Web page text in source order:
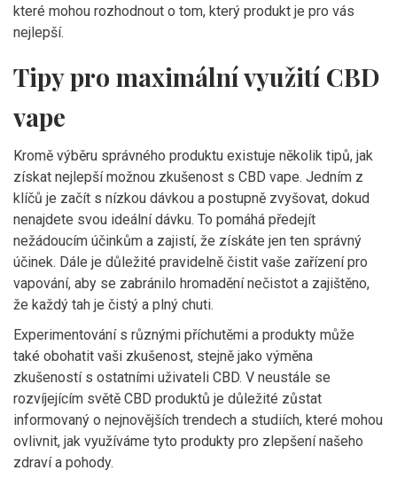
které mohou rozhodnout o tom, který produkt je pro vás
nejlepší.
Tipy pro maximální využití CBD
vape
Kromě výběru správného produktu existuje několik tipů, jak
získat nejlepší možnou zkušenost s CBD vape. Jedním z
klíčů je začít s nízkou dávkou a postupně zvyšovat, dokud
nenajdete svou ideální dávku. To pomáhá předejít
nežádoucím účinkům a zajistí, že získáte jen ten správný
účinek. Dále je důležité pravidelně čistit vaše zařízení pro
vapování, aby se zabránilo hromadění nečistot a zajištěno,
že každý tah je čistý a plný chuti.
Experimentování s různými příchutěmi a produkty může
také obohatit vaši zkušenost, stejně jako výměna
zkušeností s ostatními uživateli CBD. V neustále se
rozvíjejícím světě CBD produktů je důležité zůstat
informovaný o nejnovějších trendech a studiích, které mohou
ovlivnit, jak využíváme tyto produkty pro zlepšení našeho
zdraví a pohody.